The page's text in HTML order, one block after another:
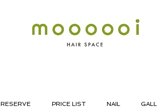
RESERVE PRICE LIST NAIL